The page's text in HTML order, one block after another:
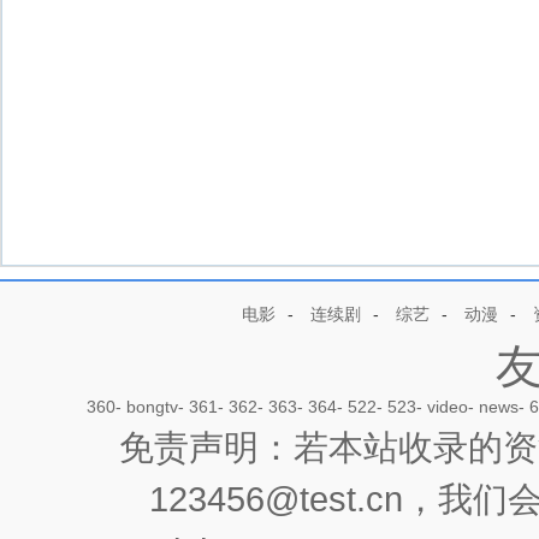
电影 - 连续剧 - 综艺 - 动漫 -
360- bongtv- 361- 362- 363- 364- 522- 523- video- news-
免责声明：若本站收录的
123456@test.cn，我们